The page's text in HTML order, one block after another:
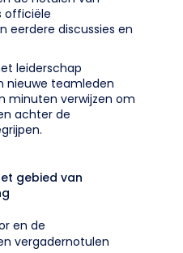
officiële
eerdere discussies en
leiderschap
nieuwe teamleden
minuten verwijzen om
achter de
gebied van
en de
vergadernotulen